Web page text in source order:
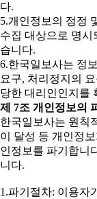
다.
5.개인정보의 정정
수집 대상으로 명시
습니다.
6.한국일보사는 정
요구, 처리정지의
당한 대리인인지를
제 7조 개인정보의
한국일보사는 원칙
이 달성 등 개인정
인정보를 파기합니
니다.
1.파기절차: 이용자